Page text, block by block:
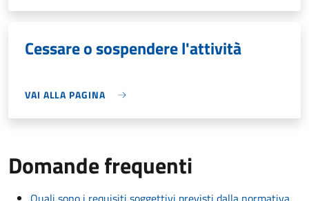
Cessare o sospendere l'attività
VAI ALLA PAGINA
Domande frequenti